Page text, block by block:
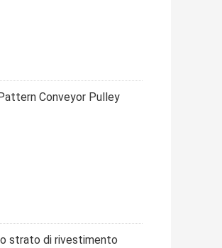
Conveyor Pulley
strato di rivestimento